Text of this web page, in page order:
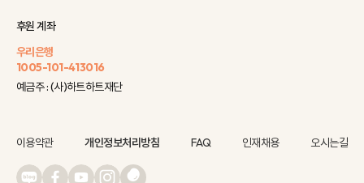
후원 계좌
우리은행
1005-101-413016
예금주 : (사)하트하트재단
이용약관 개인정보처리방침 FAQ 인재채용 오시는길